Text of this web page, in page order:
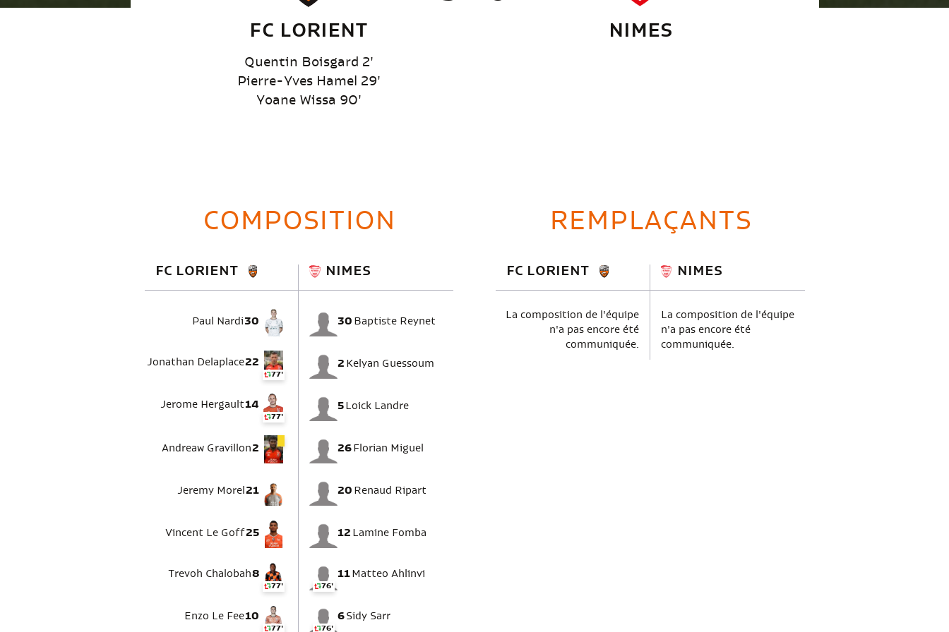
FC LORIENT
Quentin Boisgard 2'
Pierre-Yves Hamel 29'
Yoane Wissa 90'
NIMES
COMPOSITION
FC LORIENT
Paul Nardi 30
Jonathan Delaplace22
77'
Jerome Hergault 14
77'
Andreaw Gravillon2
Jeremy Morel 21
Vincent Le Goff25
Trevoh Chalobah8
77'
Enzo Le Fee10
77'
NIMES
30 Baptiste Reynet
2 Kelyan Guessoum
5 Loick Landre
26 Florian Miguel
20 Renaud Ripart
12 Lamine Fomba
11 Matteo Ahlinvi
76'
6 Sidy Sarr
76'
REMPLAÇANTS
FC LORIENT
La composition de l'équipe
n'a pas encore été
communiquée.
NIMES
La composition de l'équipe
n'a pas encore été
communiquée.